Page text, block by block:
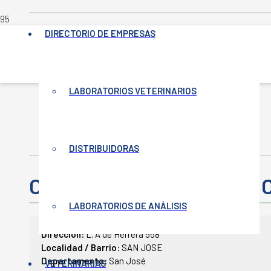
DIRECTORIO DE EMPRESAS
LABORATORIOS VETERINARIOS
DISTRIBUIDORAS
LABORATORIOS DE ANÁLISIS
VETERINARIAS
INICIO
Clínica Veterinaria SAN
Dirección: L. A de Herrera 558
Localidad / Barrio: SAN JOSE
Departamento: San José